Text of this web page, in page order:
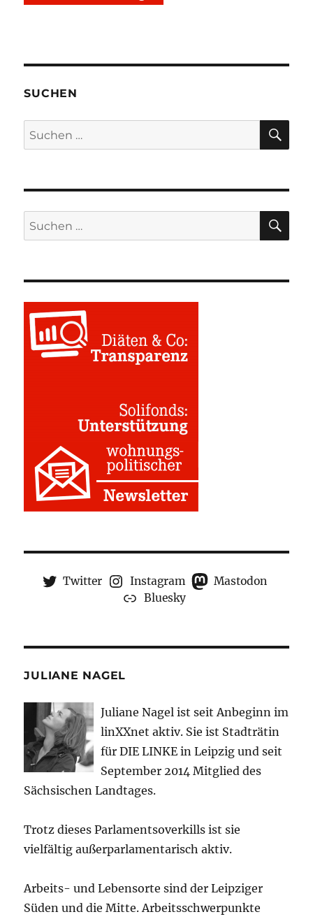
SUCHEN
Suchen
nach:
Suchen
nach:
Twitter Instagram
Mastodon
Bluesky
JULIANE NAGEL
Juliane Nagel ist seit Anbeginn im
linXXnet aktiv. Sie ist Stadträtin
für DIE LINKE in Leipzig und seit
September 2014 Mitglied des
Sächsischen Landtages.
Trotz dieses Parlamentsoverkills ist sie
vielfältig außerparlamentarisch aktiv.
Arbeits- und Lebensorte sind der Leipziger
Süden und die Mitte. Arbeitsschwerpunkte